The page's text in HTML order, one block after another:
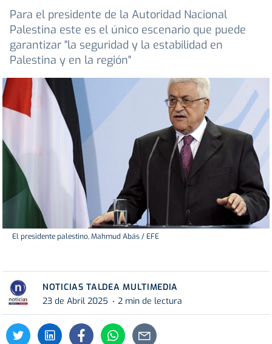
Para el presidente de la Autoridad Nacional
Palestina este es el único escenario que puede
garantizar "la seguridad y la estabilidad en
Palestina y en la región"
El presidente palestino, Mahmud Abás / EFE
NOTICIAS TALDEA MULTIMEDIA
23 de Abril 2025
2 min de lectura